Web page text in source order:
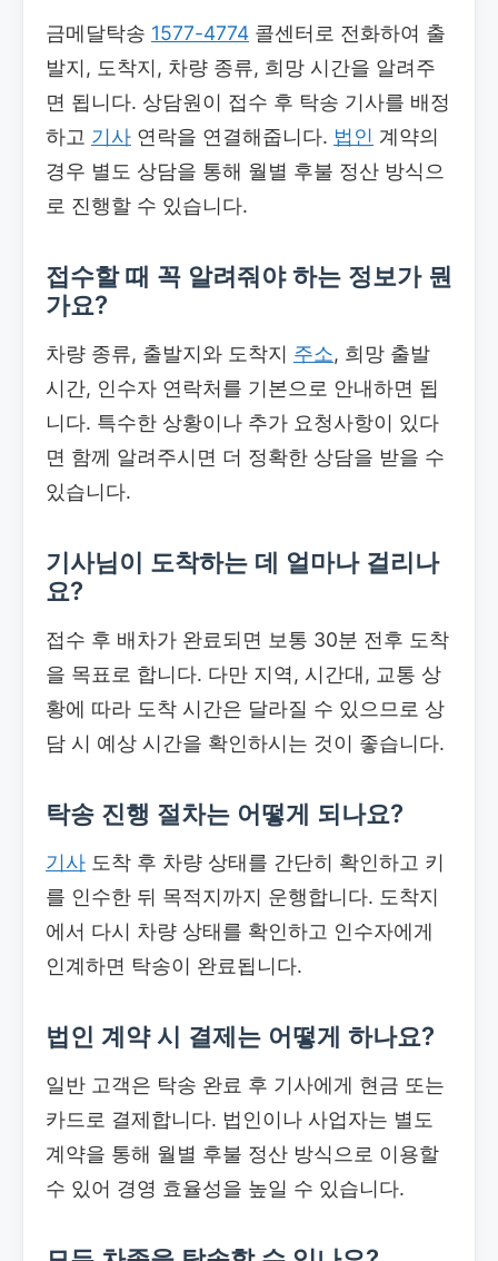
금메달탁송 1577-4774 콜센터로 전화하여 출
발지, 도착지, 차량 종류, 희망 시간을 알려주
면 됩니다. 상담원이 접수 후 탁송 기사를 배정
하고 기사 연락을 연결해줍니다. 법인 계약의
경우 별도 상담을 통해 월별 후불 정산 방식으
로 진행할 수 있습니다.
접수할 때 꼭 알려줘야 하는 정보가 뭔
가요?
차량 종류, 출발지와 도착지 주소, 희망 출발
시간, 인수자 연락처를 기본으로 안내하면 됩
니다. 특수한 상황이나 추가 요청사항이 있다
면 함께 알려주시면 더 정확한 상담을 받을 수
있습니다.
기사님이 도착하는 데 얼마나 걸리나
요?
접수 후 배차가 완료되면 보통 30분 전후 도착
을 목표로 합니다. 다만 지역, 시간대, 교통 상
황에 따라 도착 시간은 달라질 수 있으므로 상
담 시 예상 시간을 확인하시는 것이 좋습니다.
탁송 진행 절차는 어떻게 되나요?
기사 도착 후 차량 상태를 간단히 확인하고 키
를 인수한 뒤 목적지까지 운행합니다. 도착지
에서 다시 차량 상태를 확인하고 인수자에게
인계하면 탁송이 완료됩니다.
법인 계약 시 결제는 어떻게 하나요?
일반 고객은 탁송 완료 후 기사에게 현금 또는
카드로 결제합니다. 법인이나 사업자는 별도
계약을 통해 월별 후불 정산 방식으로 이용할
수 있어 경영 효율성을 높일 수 있습니다.